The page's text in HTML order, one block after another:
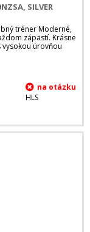
SILVER
tréner Moderné,
zápästí. Krásne
úrovňou
HLS